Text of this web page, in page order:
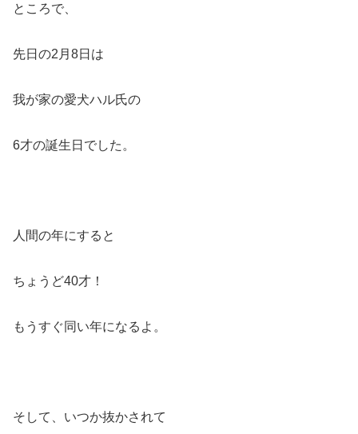
ところで、
先日の2月8日は
我が家の愛犬ハル氏の
6才の誕生日でした。
人間の年にすると
ちょうど40才！
もうすぐ同い年になるよ。
そして、いつか抜かされて